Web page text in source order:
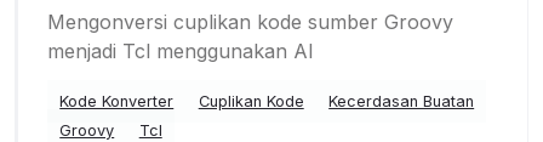
Mengonversi cuplikan kode sumber Groovy
menjadi Tcl menggunakan AI
Kode Konverter Cuplikan Kode
Kecerdasan Buatan
Groovy
Tcl